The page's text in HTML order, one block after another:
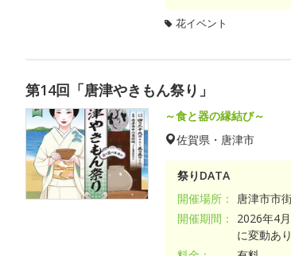
花イベント
第14回「唐津やきもん祭り」
～食と器の縁結び～
佐賀県・唐津市
祭りDATA
開催場所：
唐津市市
開催期間：
2026年4
に変動あり